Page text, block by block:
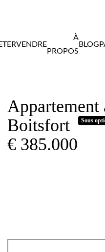
VENDRE
À
PROPOS
BLOG
Appartement
Boitsfort
Sous
€ 385.000